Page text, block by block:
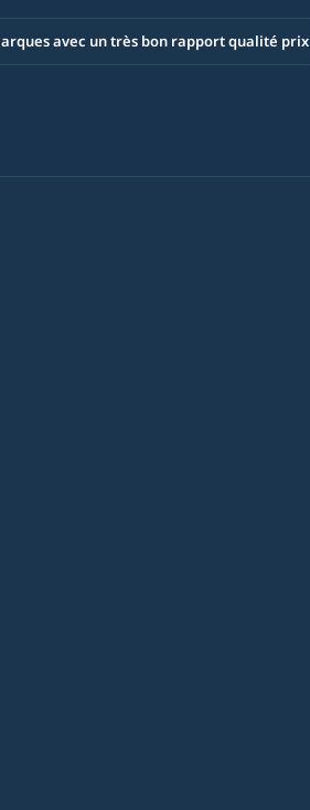
avec un très bon rapport qualité prix